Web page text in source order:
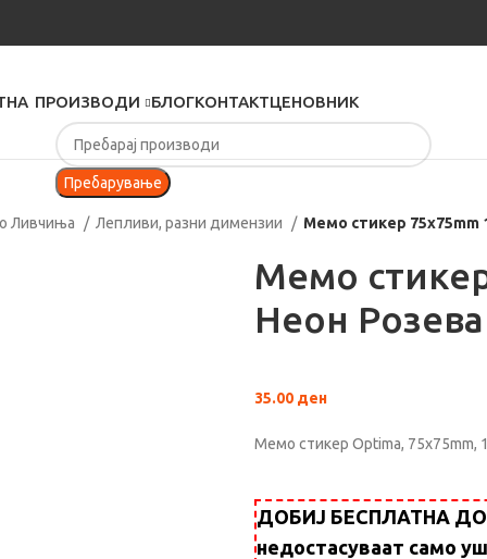
ПРОИЗВОДИ БЛОГКОНТАКТЦЕНОВНИК
Пребарување
Ливчиња Лепливи, разни димензии Мемо стикер 75x75mm
Мемо
Неон Розева
35.00 ден
Мемо стикер Optima, 75x75mm,
ДОБИЈ БЕСПЛАТНА
недостасуваат само